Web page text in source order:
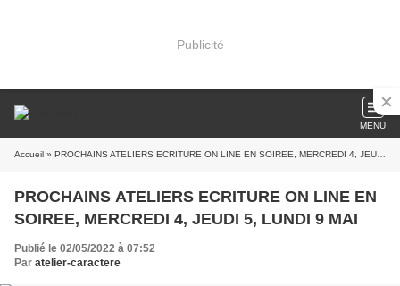
Publicité
MENU
Accueil » PROCHAINS ATELIERS ECRITURE ON LINE EN SOIREE, MERCREDI 4, JEUDI 5, LUNDI 9 MAI
PROCHAINS ATELIERS ECRITURE ON LINE EN
SOIREE, MERCREDI 4, JEUDI 5, LUNDI 9 MAI
Publié le 02/05/2022 à 07:52
Par atelier-caractere